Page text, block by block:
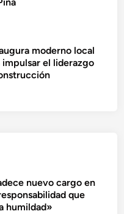
moderno local
impulsar el liderazgo
nuevo cargo en
que
humildad»